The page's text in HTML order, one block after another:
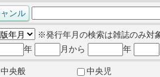
※発行年月の検索は雑誌のみ対
年
月から 年
中央般
中央児